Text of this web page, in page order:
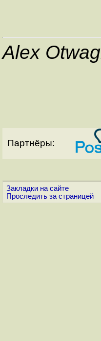
Alex
Партнёры:
Закладки на сайте
Проследить за страницей